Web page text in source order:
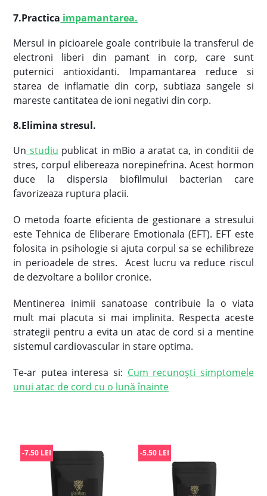
7.Practica impamantarea.
Mersul in picioarele goale contribuie la transferul de
electroni liberi din pamant in corp, care sunt
puternici antioxidanti. Impamantarea reduce si
starea de inflamatie din corp, subtiaza sangele si
mareste cantitatea de ioni negativi din corp.
8.Elimina stresul.
Un studiu publicat in mBio a aratat ca, in conditii de
stres, corpul elibereaza norepinefrina. Acest hormon
duce la dispersia biofilmului bacterian care
favorizeaza ruptura placii.
O metoda foarte eficienta de gestionare a stresului
este Tehnica de Eliberare Emotionala (EFT). EFT este
folosita in psihologie si ajuta corpul sa se echilibreze
in perioadele de stres. Acest lucru va reduce riscul
de dezvoltare a bolilor cronice.
Mentinerea inimii sanatoase contribuie la o viata
mult mai placuta si mai implinita. Respecta aceste
strategii pentru a evita un atac de cord si a mentine
sistemul cardiovascular in stare optima.
Te-ar putea interesa si: Cum recunoşti simptomele
unui atac de cord cu o lună înainte
-7.50 LEI -5.50 LEI